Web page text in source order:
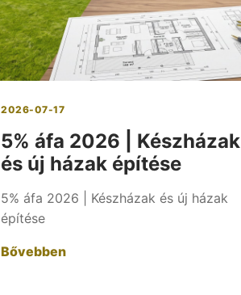
2026-07-17
5% áfa 2026 | Készházak
és új házak építése
5% áfa 2026 | Készházak és új házak
építése
Bővebben